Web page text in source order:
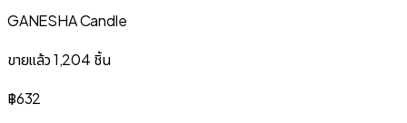
GANESHA Candle
ขายแล้ว1,204 ชิ้น
฿632